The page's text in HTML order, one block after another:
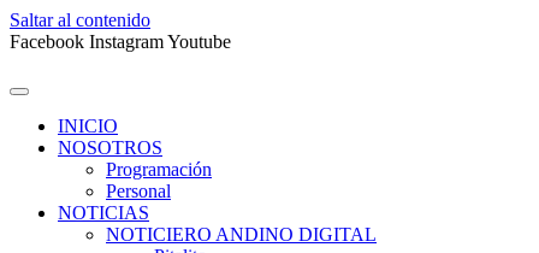
Saltar al contenido
Facebook InstagramYoutube
INICIO
NOSOTROS
Programación
Personal
NOTICIAS
NOTICIERO ANDINO DIGITAL